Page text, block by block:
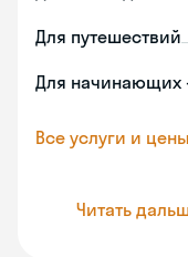
Для путешествий
Для начинающих
Все услуги и
Читать